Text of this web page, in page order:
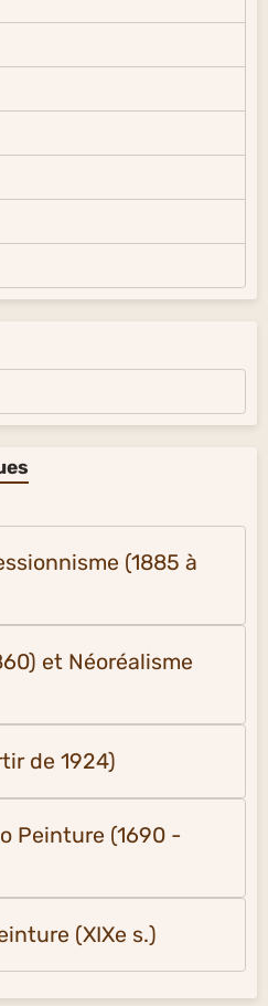
(1885 à
et Néoréalisme
de 1924)
Peinture (1690 -
(XIXe s.)